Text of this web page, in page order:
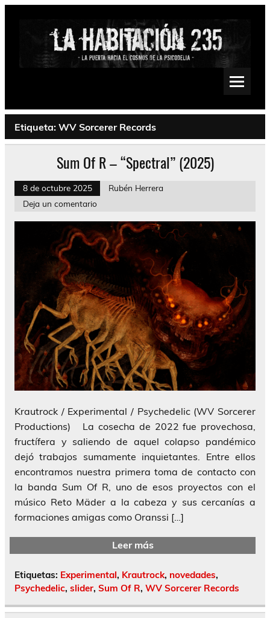
Saltar
Psychedelic, Stoner, Doom, Sludge, Fuzz, Space, Drone
Etiqueta: WV Sorcerer Records
Sum Of R – “Spectral” (2025)
8 de octubre 2025
Rubén Herrera
Deja un comentario
Krautrock / Experimental / Psychedelic (WV Sorcerer
Productions) La cosecha de 2022 fue provechosa,
fructífera y saliendo de aquel colapso pandémico
dejó trabajos sumamente inquietantes. Entre ellos
encontramos nuestra primera toma de contacto con
la banda Sum Of R, uno de esos proyectos con el
músico Reto Mäder a la cabeza y sus cercanías a
formaciones amigas como Oranssi […]
Leer más
Etiquetas: Experimental, Krautrock, novedades,
Psychedelic, slider, Sum Of R, WV Sorcerer Records